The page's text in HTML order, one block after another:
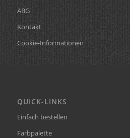
ABG
Kontakt
Cookie-Informationen
QUICK-LINKS
Einfach bestellen
Farbpalette